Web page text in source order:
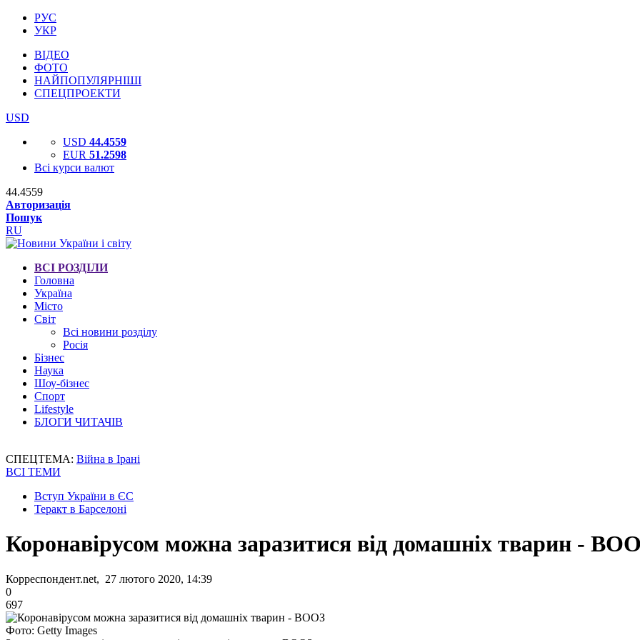
РУС
УКР
ВІДЕО
ФОТО
НАЙПОПУЛЯРНІШІ
СПЕЦПРОЕКТИ
USD
USD 44.4559
EUR 51.2598
Всі курси валют
44.4559
Авторизація
Пошук
RU
ВСІ РОЗДІЛИ
Головна
Україна
Місто
Світ
Всі новини розділу
Росія
Бізнес
Наука
Шоу-бізнес
Спорт
Lifestyle
БЛОГИ ЧИТАЧІВ
СПЕЦТЕМА: Війна в Ірані
ВСІ ТЕМИ
Вступ України в ЄС
Теракт в Барселоні
Коронавірусом можна заразитися від домашніх тварин -
Корреспондент.net, 27 лютого 2020, 14:39
0
697
Фото: Getty Images